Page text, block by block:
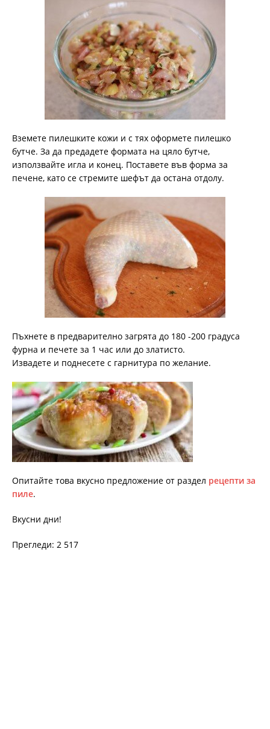
Вземете пилешките кожи и с тях оформете пилешко
бутче. За да предадете формата на цяло бутче,
използвайте игла и конец. Поставете във форма за
печене, като се стремите шефът да остана отдолу.
Пъхнете в предварително загрята до 180 -200 градуса
фурна и печете за 1 час или до златисто.
Извадете и поднесете с гарнитура по желание.
Опитайте това вкусно предложение от раздел рецепти за
пиле.
Вкусни дни!
Прегледи: 2 517